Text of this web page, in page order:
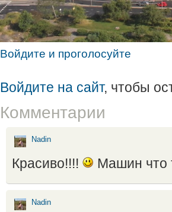
Войдите и проголосуйте
Войдите на сайт, чтобы
Комментарии
Nadin
Красиво!!!! Машин что
Nadin